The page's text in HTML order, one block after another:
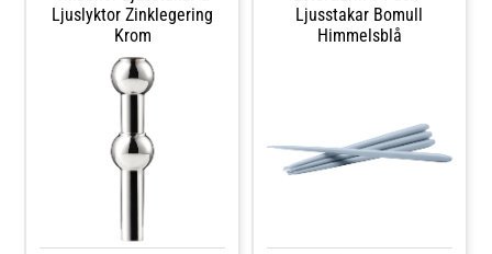
rekommenderar att du placerar
högst 25 och minst 5 ljusstakar på
vägghängaren när du skapar din
visuella basen. Shoppa Ljusstakar
och mer Ljusstakar & Ljuslyktor
hos Royal Design.
Ljuslyktor hos Royal Design.
Ljuslyktor Zinklegering
Krom
Ljusstakar Bomull
Himmelsblå